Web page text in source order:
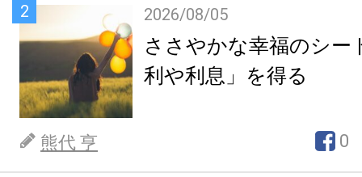
2 2026/08/05
ささやかな幸福のシー
利や利息」を得る
熊代 亨 0